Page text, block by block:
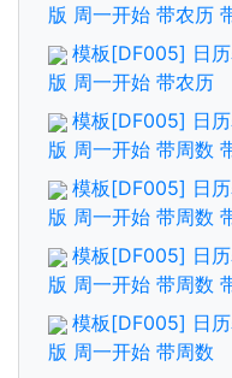
版 周一开始 带农历
模板[DF005] 日
版 周一开始 带农历
模板[DF005] 日
版 周一开始 带周数
模板[DF005] 日
版 周一开始 带周数
模板[DF005] 日
版 周一开始 带周数
模板[DF005] 日
版 周一开始 带周数